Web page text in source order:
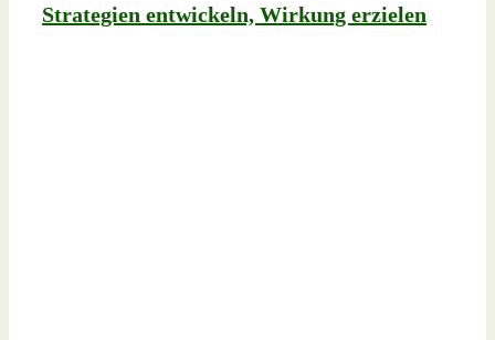
Strategien entwickeln, Wirkung erzielen